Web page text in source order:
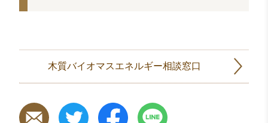
木質バイオマスエネルギー相談窓口